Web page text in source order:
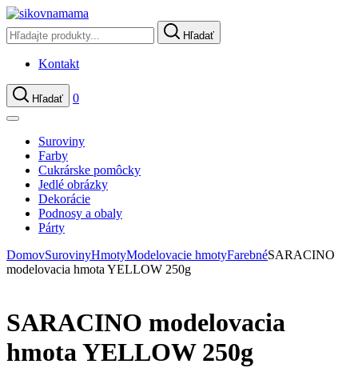
Hľadať
Kontakt
Hľadať 0
Suroviny
Farby
Cukrárske pomôcky
Jedlé obrázky
Dekorácie
Podnosy a obaly
Párty
DomovSurovinyHmotyModelovacie hmotyFarebnéSARACINO
modelovacia hmota YELLOW 250g
SARACINO modelovacia
hmota YELLOW 250g